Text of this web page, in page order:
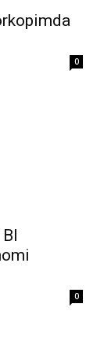
0
0